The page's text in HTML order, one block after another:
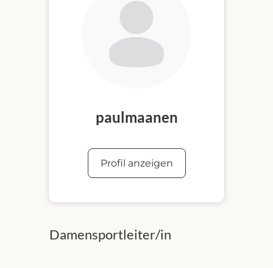
paulmaanen
Profil anzeigen
Damensportleiter/in